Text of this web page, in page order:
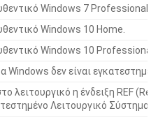
Windows 7 Professional.
Windows 10 Home.
Windows 10 Professional.
Windοws δεν είναι
λειτουργικό η ένδειξη REF
Λειτουργικό Σύστημα.